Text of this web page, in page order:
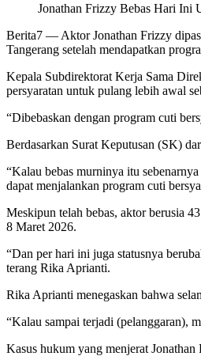
Jonathan Frizzy Bebas Hari Ini
Berita7 — Aktor Jonathan Frizzy
Tangerang setelah mendapatkan
Kepala Subdirektorat Kerja Sama
persyaratan untuk pulang lebih awal
“Dibebaskan dengan program cuti
Berdasarkan Surat Keputusan (SK)
“Kalau bebas murninya itu
dapat menjalankan program cuti
Meskipun telah bebas, aktor berusia
8 Maret 2026.
“Dan per hari ini juga statusnya
terang Rika Aprianti.
Rika Aprianti menegaskan bahwa
“Kalau sampai terjadi (pelanggaran),
Kasus hukum yang menjerat